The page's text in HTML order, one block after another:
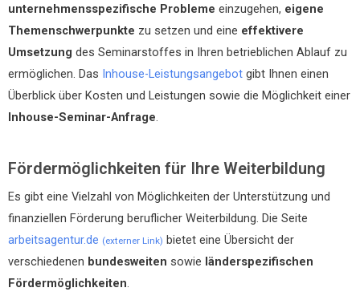
unternehmensspezifische Probleme einzugehen, eigene
Themenschwerpunkte zu setzen und eine effektivere
Umsetzung des Seminarstoffes in Ihren betrieblichen Ablauf zu
ermöglichen. Das Inhouse-Leistungsangebot gibt Ihnen einen
Überblick über Kosten und Leistungen sowie die Möglichkeit einer
Inhouse-Seminar-Anfrage.
Fördermöglichkeiten für Ihre Weiterbildung
Es gibt eine Vielzahl von Möglichkeiten der Unterstützung und
finanziellen Förderung beruflicher Weiterbildung. Die Seite
arbeitsagentur.de (externer Link) bietet eine Übersicht der
verschiedenen bundesweiten sowie länderspezifischen
Fördermöglichkeiten.